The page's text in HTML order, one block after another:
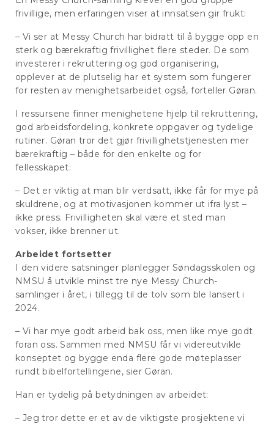
frivillige, men erfaringen viser at innsatsen gir frukt:
– Vi ser at Messy Church har bidratt til å bygge opp en
sterk og bærekraftig frivillighet flere steder. De som
investerer i rekruttering og god organisering,
opplever at de plutselig har et system som fungerer
for resten av menighetsarbeidet også, forteller Gøran.
I ressursene finner menighetene hjelp til rekruttering,
god arbeidsfordeling, konkrete oppgaver og tydelige
rutiner. Gøran tror det gjør frivillighetstjenesten mer
bærekraftig – både for den enkelte og for
fellesskapet:
– Det er viktig at man blir verdsatt, ikke får for mye på
skuldrene, og at motivasjonen kommer ut ifra lyst –
ikke press. Frivilligheten skal være et sted man
vokser, ikke brenner ut.
Arbeidet fortsetter
I den videre satsninger planlegger Søndagsskolen og
NMSU å utvikle minst tre nye Messy Church-
samlinger i året, i tillegg til de tolv som ble lansert i
2024.
– Vi har mye godt arbeid bak oss, men like mye godt
foran oss. Sammen med NMSU får vi videreutvikle
konseptet og bygge enda flere gode møteplasser
rundt bibelfortellingene, sier Gøran.
Han er tydelig på betydningen av arbeidet:
– Jeg tror dette er et av de viktigste prosjektene vi